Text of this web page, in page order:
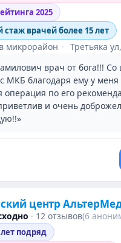
2025
стаж врачей более 15 лет
микрорайон · Третьяка
врач от бога!!!
МКБ благодаря ему у
операция по его
и очень
2 место в рейтинге
центр
· 12 отзывов(6
подряд